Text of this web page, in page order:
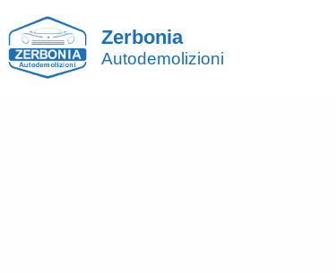
Zerbonia
Autodemolizioni